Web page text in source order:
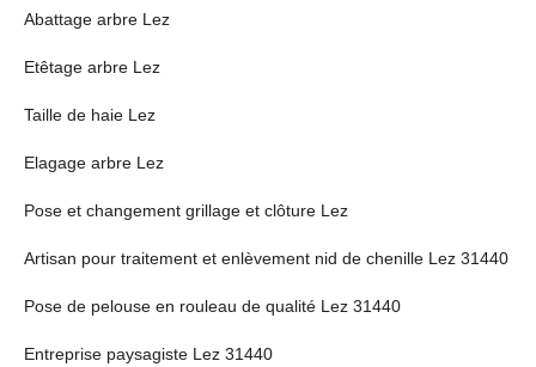
Abattage arbre Lez
Etêtage arbre Lez
Taille de haie Lez
Elagage arbre Lez
Pose et changement grillage et clôture Lez
Artisan pour traitement et enlèvement nid de chenille Lez 31440
Pose de pelouse en rouleau de qualité Lez 31440
Entreprise paysagiste Lez 31440